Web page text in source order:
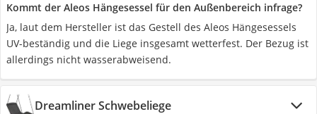
Kommt der Aleos Hängesessel für den Außenbereich infrage?
Ja, laut dem Hersteller ist das Gestell des Aleos Hängesessels
UV-beständig und die Liege insgesamt wetterfest. Der Bezug ist
allerdings nicht wasserabweisend.
Dreamliner Schwebeliege